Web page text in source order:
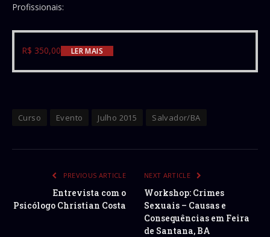
Profissionais:
R$ 350,00 LER MAIS
Curso Evento Julho 2015 Salvador/BA
PREVIOUS ARTICLE
Entrevista com o
Psicólogo Christian Costa
NEXT ARTICLE
Workshop: Crimes
Sexuais – Causas e
Consequências em Feira
de Santana, BA